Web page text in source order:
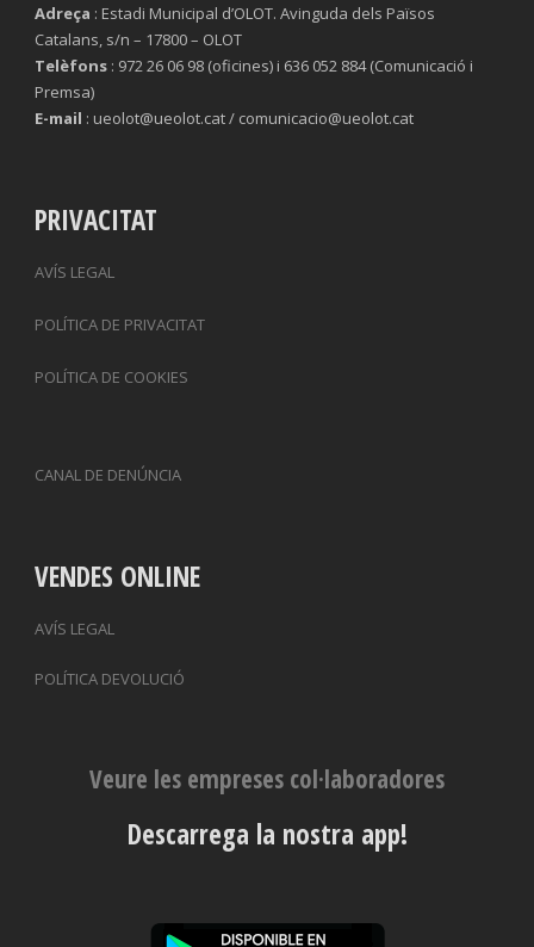
Adreça : Estadi Municipal d’OLOT. Avinguda dels Països
Catalans, s/n – 17800 – OLOT
Telèfons : 972 26 06 98 (oficines) i 636 052 884 (Comunicació i
Premsa)
E-mail : ueolot@ueolot.cat / comunicacio@ueolot.cat
PRIVACITAT
AVÍS LEGAL
POLÍTICA DE PRIVACITAT
POLÍTICA DE COOKIES
CANAL DE DENÚNCIA
VENDES ONLINE
AVÍS LEGAL
POLÍTICA DEVOLUCIÓ
Veure les empreses col·laboradores
Descarrega la nostra app!